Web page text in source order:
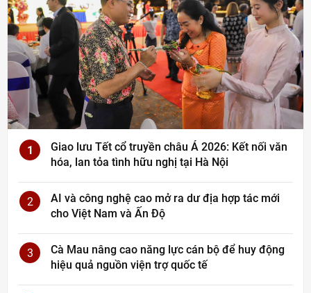
1
Giao lưu Tết cổ truyền châu Á 2026: Kết nối văn
hóa, lan tỏa tình hữu nghị tại Hà Nội
2
AI và công nghệ cao mở ra dư địa hợp tác mới
cho Việt Nam và Ấn Độ
3
Cà Mau nâng cao năng lực cán bộ để huy động
hiệu quả nguồn viện trợ quốc tế